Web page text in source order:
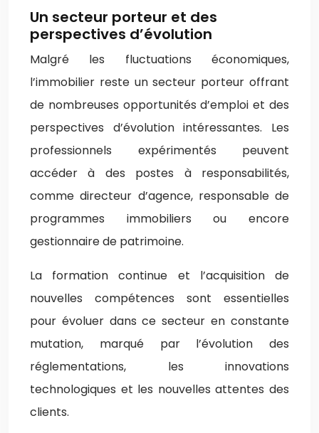
Un secteur porteur et des
perspectives d’évolution
Malgré les fluctuations économiques,
l’immobilier reste un secteur porteur offrant
de nombreuses opportunités d’emploi et des
perspectives d’évolution intéressantes. Les
professionnels expérimentés peuvent
accéder à des postes à responsabilités,
comme directeur d’agence, responsable de
programmes immobiliers ou encore
gestionnaire de patrimoine.
La formation continue et l’acquisition de
nouvelles compétences sont essentielles
pour évoluer dans ce secteur en constante
mutation, marqué par l’évolution des
réglementations, les innovations
technologiques et les nouvelles attentes des
clients.